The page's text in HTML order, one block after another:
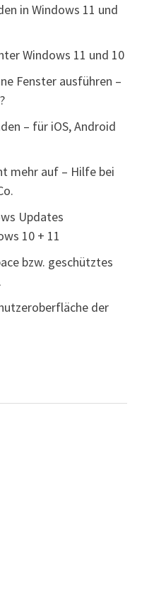
in Windows 11 und
Windows 11 und 10
Fenster ausführen –
– für iOS, Android
mehr auf – Hilfe bei
Updates
10 + 11
bzw. geschütztes
der